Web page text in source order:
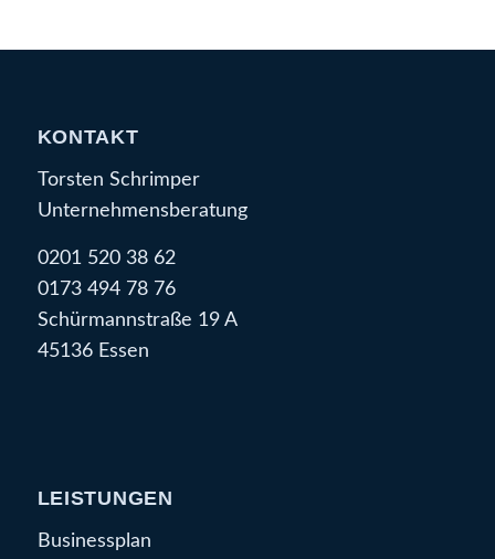
KONTAKT
Torsten Schrimper
Unternehmensberatung
0201 520 38 62
0173 494 78 76
Schürmannstraße 19 A
45136 Essen
LEISTUNGEN
Businessplan